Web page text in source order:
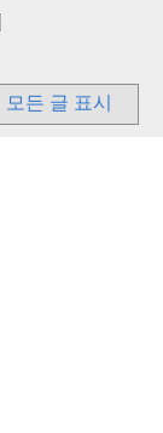
모든 글 표시